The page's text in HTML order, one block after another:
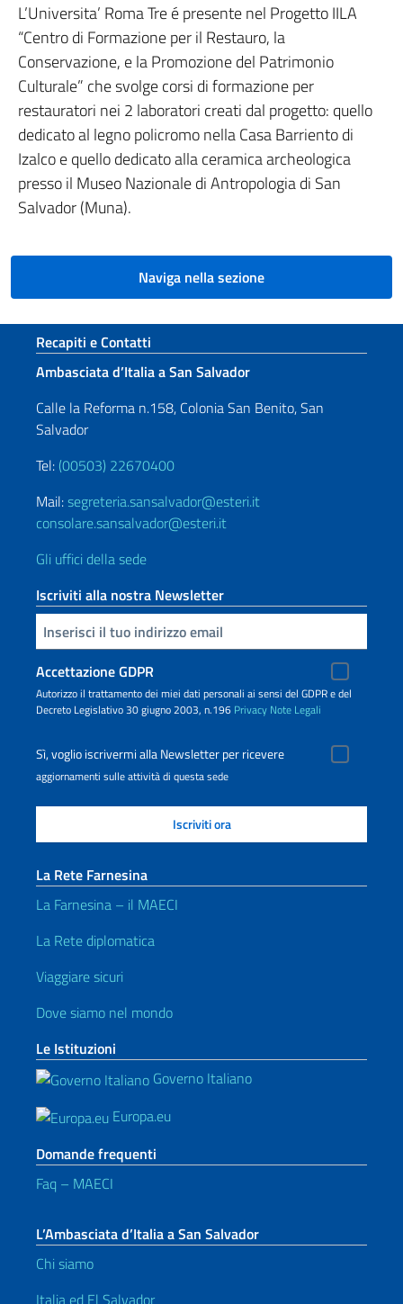
L’Universita’ Roma Tre é presente nel Progetto IILA
“Centro di Formazione per il Restauro, la
Conservazione, e la Promozione del Patrimonio
Culturale” che svolge corsi di formazione per
restauratori nei 2 laboratori creati dal progetto: quello
dedicato al legno policromo nella Casa Barriento di
Izalco e quello dedicato alla ceramica archeologica
presso il Museo Nazionale di Antropologia di San
Salvador (Muna).
Naviga nella sezione
Sezione footer
Recapiti e Contatti
Ambasciata d’Italia a San Salvador
Calle la Reforma n.158, Colonia San Benito, San
Salvador
Tel: (00503) 22670400
Mail:segreteria.sansalvador@esteri.it
consolare.sansalvador@esteri.it
Gli uffici della sede
Iscriviti alla nostra Newsletter
Inserisci la tua email
Accettazione GDPR
Autorizzo il trattamento dei miei dati personali ai sensi del GDPR e del
Decreto Legislativo 30 giugno 2003, n.196 Privacy Note Legali
Sì, voglio iscrivermi alla Newsletter per ricevere
aggiornamenti sulle attività di questa sede
La Rete Farnesina
La Farnesina – il MAECI
La Rete diplomatica
Viaggiare sicuri
Dove siamo nel mondo
Le Istituzioni
Governo Italiano
Europa.eu
Domande frequenti
Faq – MAECI
L’Ambasciata d’Italia a San Salvador
Chi siamo
Italia ed El Salvador